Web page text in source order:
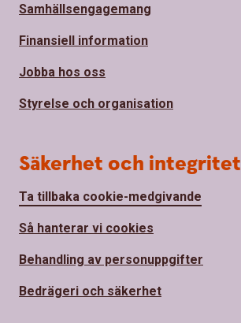
Samhällsengagemang
Finansiell information
Jobba hos oss
Styrelse och organisation
Säkerhet och integritet
Ta tillbaka cookie-medgivande
Så hanterar vi cookies
Behandling av personuppgifter
Bedrägeri och säkerhet